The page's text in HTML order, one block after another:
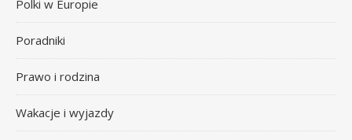
Polki w Europie
Poradniki
Prawo i rodzina
Wakacje i wyjazdy